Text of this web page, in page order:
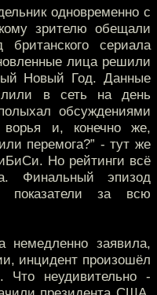
одновременно с
зрителю обещали
сериала
лица решили
Новый Год. Данные
в сеть на день
обсуждениями
ворья и, конечно же,
перемога?” - тут же
Но рейтинги всё
Финальный эпизод
показатели за всю
немедленно заявила,
инцидент произошёл
Что неудивительно -